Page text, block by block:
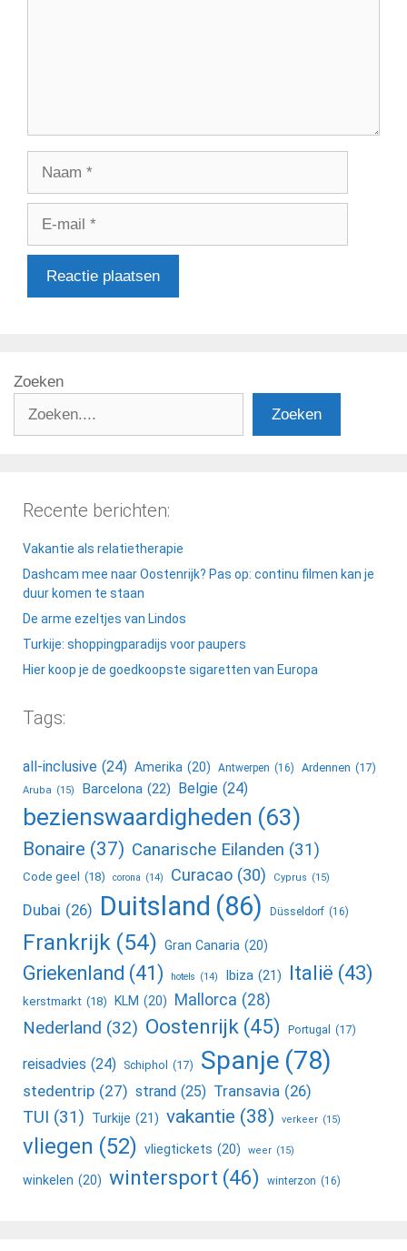
Zoeken
Zoeken
Recente berichten:
Vakantie als relatietherapie
Dashcam mee naar Oostenrijk? Pas op: continu filmen kan je
duur komen te staan
De arme ezeltjes van Lindos
Turkije: shoppingparadijs voor paupers
Hier koop je de goedkoopste sigaretten van Europa
Tags:
all-inclusive (24) Amerika (20) Antwerpen (16) Ardennen (17)
Aruba (15) Barcelona (22) Belgie (24)
bezienswaardigheden (63)
Bonaire (37) Canarische Eilanden (31)
Code geel (18) corona (14) Curacao (30) Cyprus (15)
Dubai (26) Duitsland (86) Düsseldorf (16)
Frankrijk (54) Gran Canaria (20)
Griekenland (41) hotels (14) Ibiza (21) Italië (43)
kerstmarkt (18) KLM (20) Mallorca (28)
Nederland (32) Oostenrijk (45) Portugal (17)
reisadvies (24) Schiphol (17) Spanje (78)
stedentrip (27) strand (25) Transavia (26)
TUI (31) Turkije (21) vakantie (38) verkeer (15)
vliegen (52) vliegtickets (20) weer (15)
winkelen (20) wintersport (46) winterzon (16)